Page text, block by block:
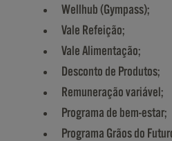
Wellhub (Gympass);
Vale Refeição;
Vale Alimentação;
Desconto de Produtos;
Remuneração variável;
Programa de bem-estar;
Programa Grãos do